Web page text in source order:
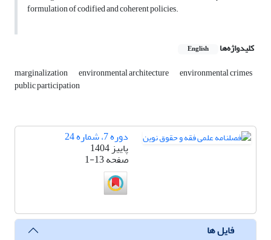
formulation of codified and coherent policies.
کلیدواژه‌ها English
marginalization environmental architecture environmental crimes
public participation
دوره 7، شماره 24
پاییز 1404
صفحه1-13
فایل ها